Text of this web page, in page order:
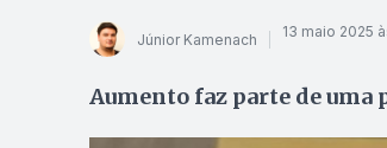
Júnior Kamenach 13 maio 2025
Aumento faz parte de uma